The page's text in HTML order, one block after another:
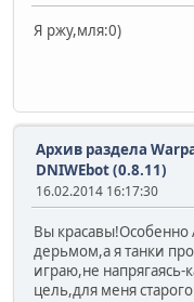
Я ржу,мля:0)
Архив раздела
DNIWEbot (0.8.11)
16.02.2014 16:17:30
Вы красавы!Особенно
дерьмом,а я танки
играю,не
цель,для меня